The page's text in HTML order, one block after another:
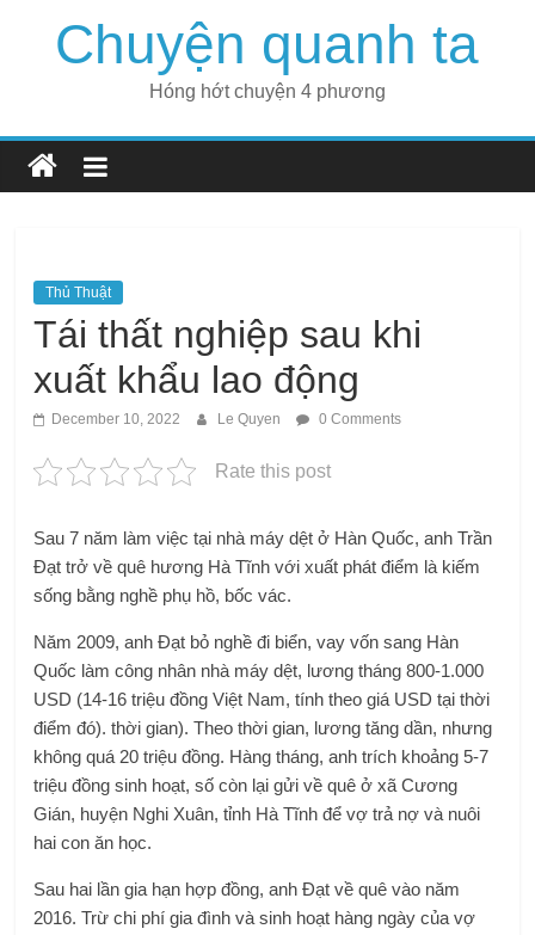
Chuyện quanh ta
Hóng hớt chuyện 4 phương
Thủ Thuật
Tái thất nghiệp sau khi
xuất khẩu lao động
December 10, 2022 Le Quyen 0 Comments
Rate this post
Sau 7 năm làm việc tại nhà máy dệt ở Hàn Quốc, anh Trần
Đạt trở về quê hương Hà Tĩnh với xuất phát điểm là kiếm
sống bằng nghề phụ hồ, bốc vác.
Năm 2009, anh Đạt bỏ nghề đi biển, vay vốn sang Hàn
Quốc làm công nhân nhà máy dệt, lương tháng 800-1.000
USD (14-16 triệu đồng Việt Nam, tính theo giá USD tại thời
điểm đó). thời gian). Theo thời gian, lương tăng dần, nhưng
không quá 20 triệu đồng. Hàng tháng, anh trích khoảng 5-7
triệu đồng sinh hoạt, số còn lại gửi về quê ở xã Cương
Gián, huyện Nghi Xuân, tỉnh Hà Tĩnh để vợ trả nợ và nuôi
hai con ăn học.
Sau hai lần gia hạn hợp đồng, anh Đạt về quê vào năm
2016. Trừ chi phí gia đình và sinh hoạt hàng ngày của vợ